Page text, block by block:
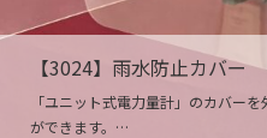
【3024】雨水防止カバー
「ユニット式電力量計」のカバー
ができます。…